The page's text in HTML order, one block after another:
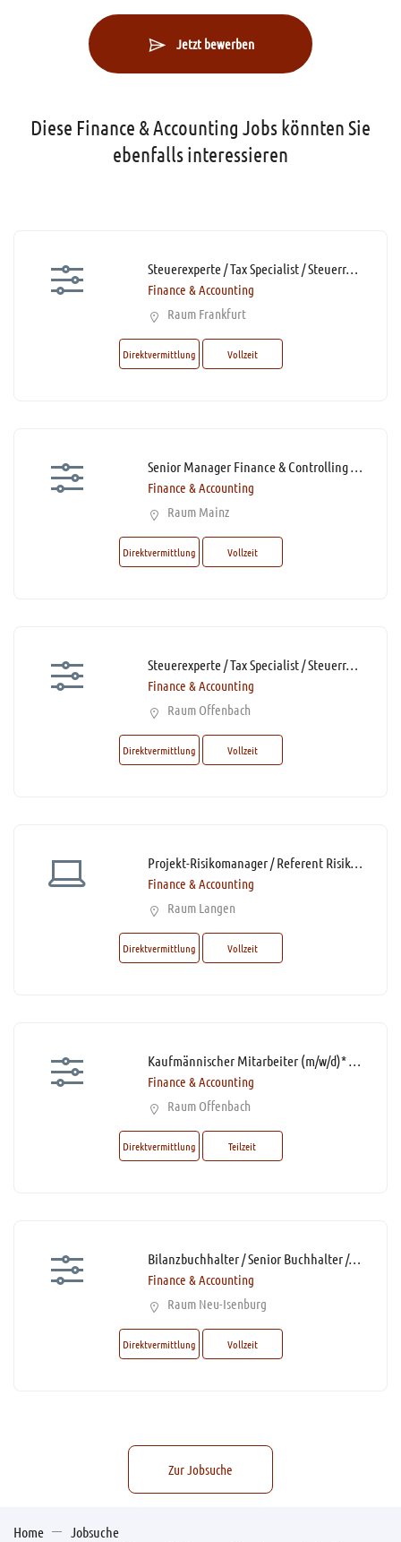
Jetzt bewerben
Diese Finance & Accounting Jobs könnten Sie
ebenfalls interessieren
Steuerexperte / Tax Specialist / Steuerreferent / Steuerfachwirt (m/w/d)* mit Homeoffice
Finance & Accounting
Raum Frankfurt
Direktvermittlung Vollzeit
Senior Manager Finance & Controlling / Finance Manager Manufacturing (m/w/d)*
Finance & Accounting
Raum Mainz
Direktvermittlung Vollzeit
Steuerexperte / Tax Specialist / Steuerreferent / Steuerfachangestellte (m/w/d)* mit Homeoffice-Option
Finance & Accounting
Raum Offenbach
Direktvermittlung Vollzeit
Projekt-Risikomanager / Referent Risikomanagement (m/w/d)*
Finance & Accounting
Raum Langen
Direktvermittlung Vollzeit
Kaufmännischer Mitarbeiter (m/w/d)* Rechnungswesen mit Schwerpunkt Leistungsabrechnung Teilzeit
Finance & Accounting
Raum Offenbach
Direktvermittlung Teilzeit
Bilanzbuchhalter / Senior Buchhalter / Senior Accountant (m/w/d)* mit DATEV-Kenntnissen
Finance & Accounting
Raum Neu-Isenburg
Direktvermittlung Vollzeit
Zur Jobsuche
Home Jobsuche